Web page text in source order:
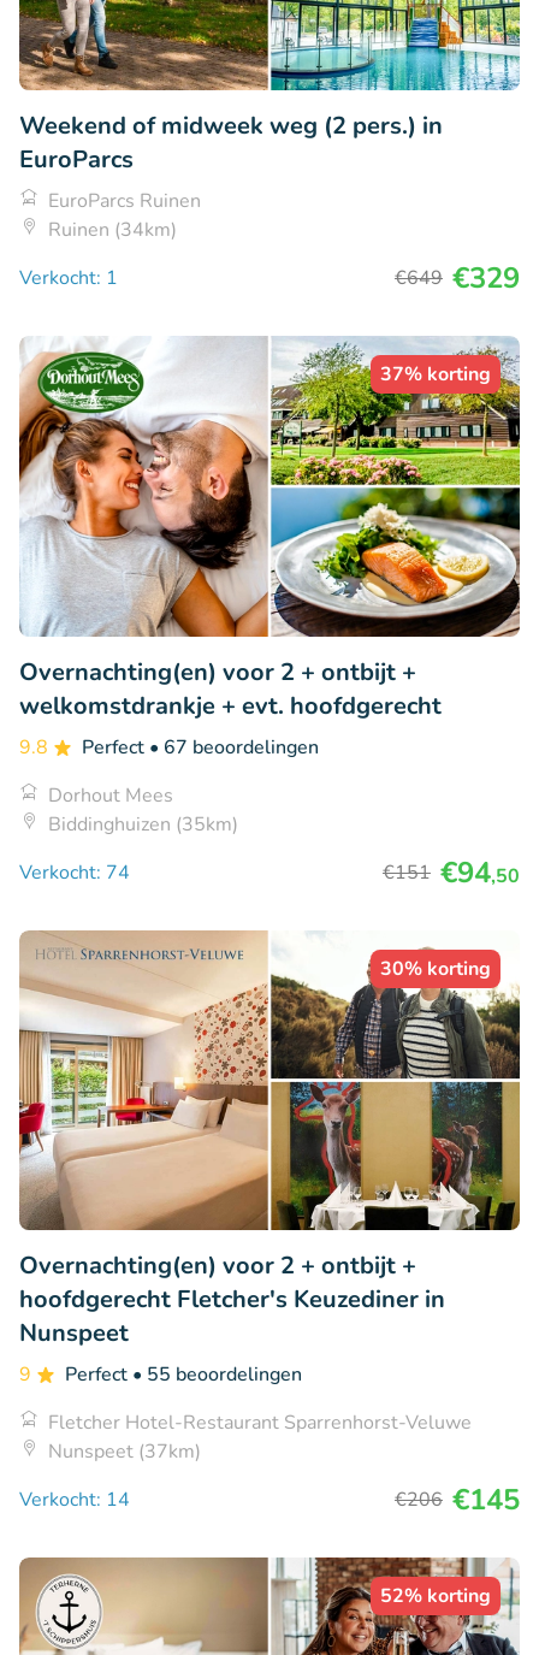
Weekend of midweek weg (2 pers.) in
EuroParcs
EuroParcs Ruinen
Ruinen (34km)
Verkocht: 1
€649 €329
37% korting
Overnachting(en) voor 2 + ontbijt +
welkomstdrankje + evt. hoofdgerecht
9.8 Perfect • 67 beoordelingen
Dorhout Mees
Biddinghuizen (35km)
Verkocht: 74
€151 €94,50
30% korting
Overnachting(en) voor 2 + ontbijt +
hoofdgerecht Fletcher's Keuzediner in
Nunspeet
9 Perfect • 55 beoordelingen
Fletcher Hotel-Restaurant Sparrenhorst-Veluwe
Nunspeet (37km)
Verkocht: 14
€206 €145
52% korting